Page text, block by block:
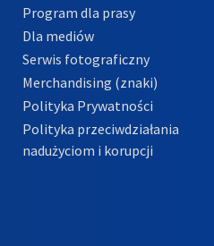
Program dla prasy
Dla mediów
Serwis fotograficzny
Merchandising (znaki)
Polityka Prywatności
Polityka przeciwdziałania
nadużyciom i korupcji